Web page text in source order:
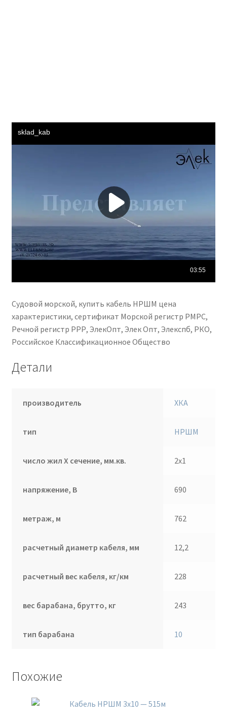
Судовой морской, купить кабель НРШМ цена
характеристики, сертификат Морской регистр РМРС,
Речной регистр РРР, ЭлекОпт, Элек Опт, Элекспб, РКО,
Российское Классификационное Общество
Детали
производитель ХКА
тип НРШМ
число жил Х сечение, мм.кв. 2х1
напряжение, В 690
метраж, м 762
расчетный диаметр кабеля, мм 12,2
расчетный вес кабеля, кг/км 228
вес барабана, брутто, кг 243
тип барабана 10
Похожие